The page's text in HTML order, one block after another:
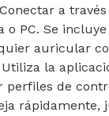
a
PC. Se
auricular
la
perfiles de
rápidamente,